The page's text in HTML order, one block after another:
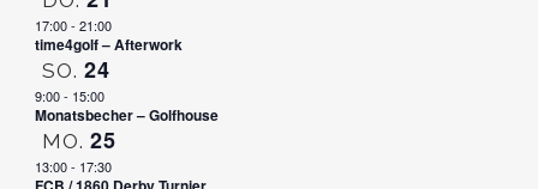
17:00- 21:00
time4golf – Afterwork
SO. 24
9:00- 15:00
Monatsbecher – Golfhouse
MO. 25
13:00- 17:30